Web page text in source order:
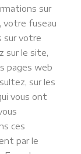
sur
votre fuseau
sur votre
sur le site,
pages web
sur les
vous ont
ces
par le